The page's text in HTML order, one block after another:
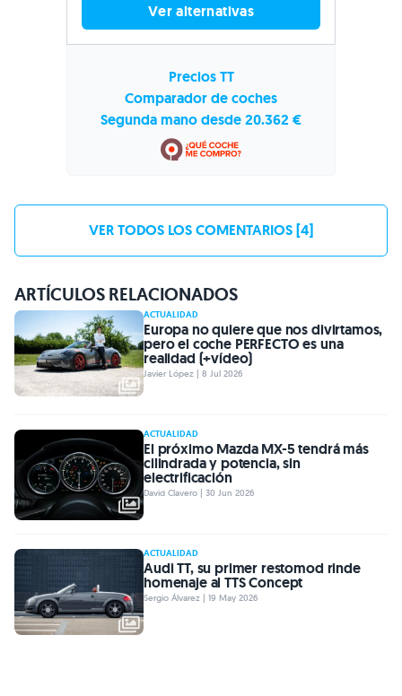
Ver alternativas
Precios TT
Comparador de coches
Segunda mano desde 20.362 €
VER TODOS LOS COMENTARIOS [4]
ARTÍCULOS RELACIONADOS
ACTUALIDAD
Europa no quiere que nos divirtamos,
pero el coche PERFECTO es una
realidad (+vídeo)
Javier López | 8 Jul 2026
ACTUALIDAD
El próximo Mazda MX-5 tendrá más
cilindrada y potencia, sin
electrificación
David Clavero | 30 Jun 2026
ACTUALIDAD
Audi TT, su primer restomod rinde
homenaje al TTS Concept
Sergio Álvarez | 19 May 2026